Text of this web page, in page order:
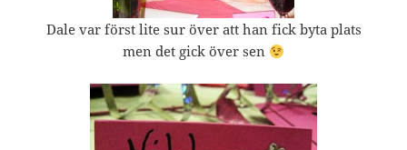
Dale var först lite sur över att han fick byta plats
men det gick över sen